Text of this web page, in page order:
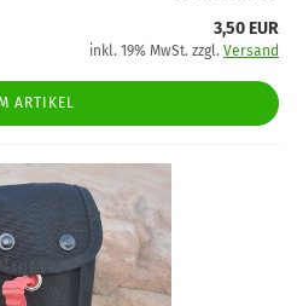
3,50 EUR
inkl. 19% MwSt. zzgl. Versand
ARTIKEL